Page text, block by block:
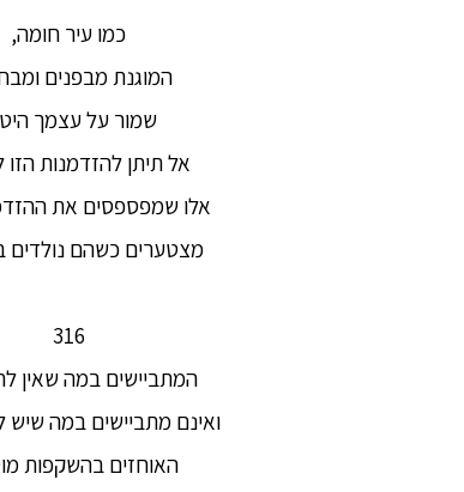
כמו עיר חומה,
המוגנת מבפנים
שמור על עצמך
אל תיתן להזדמנות הזו
אלו שמפספסים את
מצטערים כשהם נולדים
316
המתביישים במה שאין
ואינם מתביישים במה שיש
האוחזים בהשקפות